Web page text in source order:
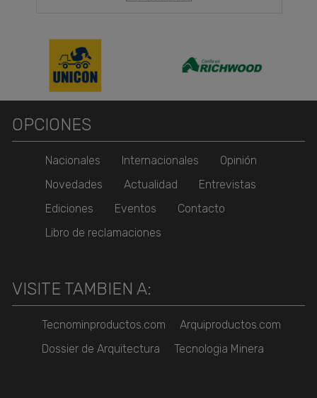
OPCIONES
Nacionales Internacionales
Opinión
Novedades
Actualidad
Entrevistas
Ediciones
Eventos
Contacto
Libro de reclamaciones
VISITE TAMBIEN A:
Tecnominproductos.com
Arquiproductos.com
Dossier de Arquitectura
Tecnologia Minera